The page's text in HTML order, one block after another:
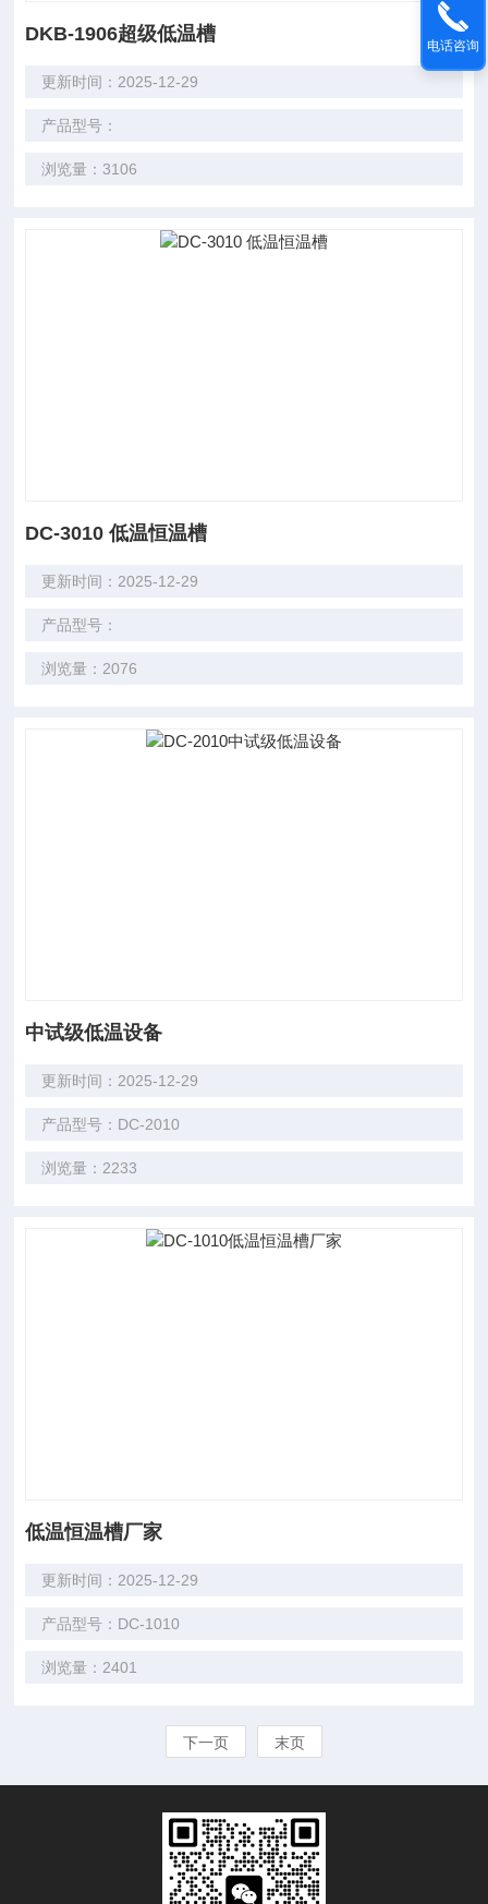
DKB-1906超级低温槽
更新时间：2025-12-29
产品型号：
浏览量：3106
DC-3010 低温恒温槽
更新时间：2025-12-29
产品型号：
浏览量：2076
中试级低温设备
更新时间：2025-12-29
产品型号：DC-2010
浏览量：2233
低温恒温槽厂家
更新时间：2025-12-29
产品型号：DC-1010
浏览量：2401
下一页 末页
电话咨询